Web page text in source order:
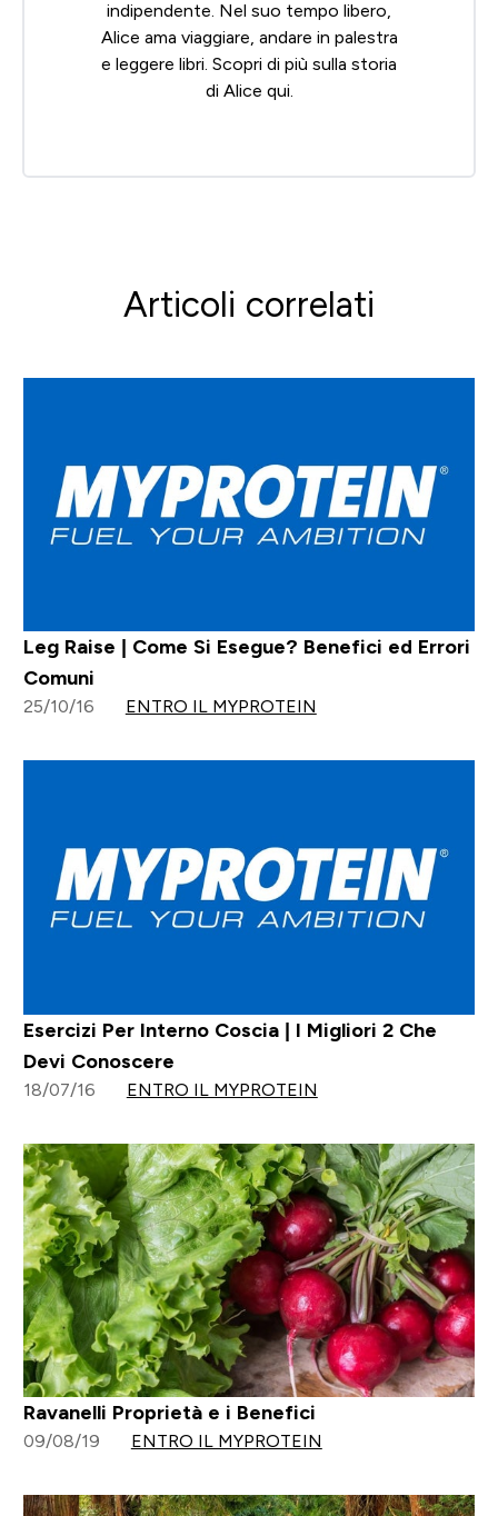
indipendente. Nel suo tempo libero,
Alice ama viaggiare, andare in palestra
e leggere libri. Scopri di più sulla storia
di Alice qui
Articoli correlati
Leg Raise | Come Si Esegue? Benefici ed Errori
Comuni
25/10/16 ENTRO IL MYPROTEIN
Esercizi Per Interno Coscia | I Migliori 2 Che
Devi Conoscere
18/07/16 ENTRO IL MYPROTEIN
Ravanelli Proprietà e i Benefici
09/08/19 ENTRO IL MYPROTEIN